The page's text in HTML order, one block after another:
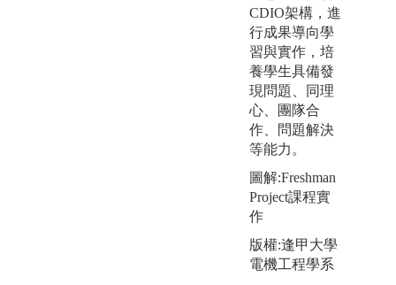
CDIO架構，進
行成果導向學
習與實作，培
養學生具備發
現問題、同理
心、團隊合
作、問題解決
等能力。
圖解:Freshman
Project課程實
作
版權:逢甲大學
電機工程學系